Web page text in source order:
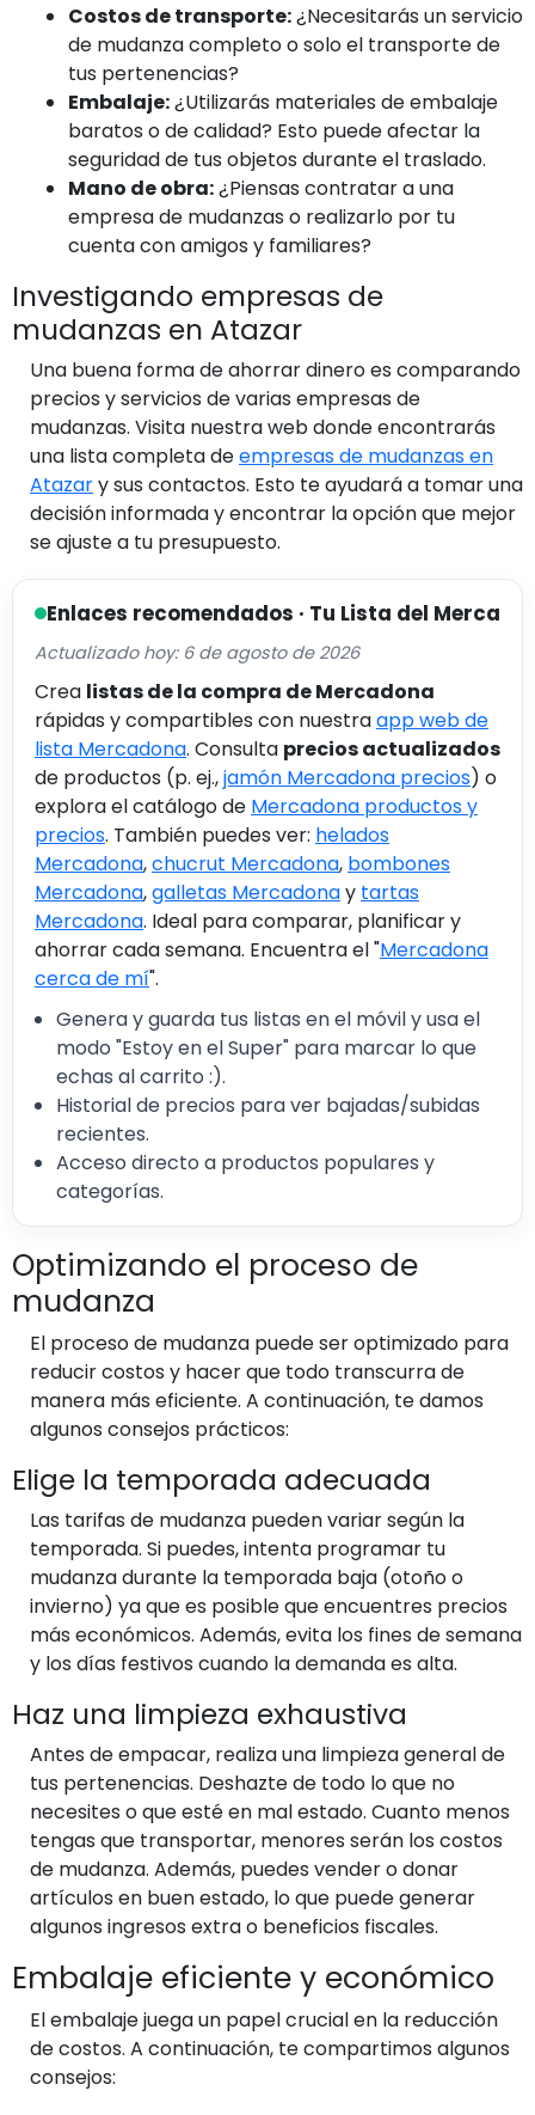
Costos de transporte:¿Necesitarás un servicio
de mudanza completo o solo el transporte de
tus pertenencias?
Embalaje:¿Utilizarás materiales de embalaje
baratos o de calidad? Esto puede afectar la
seguridad de tus objetos durante el traslado.
Mano de obra:¿Piensas contratar a una
empresa de mudanzas o realizarlo por tu
cuenta con amigos y familiares?
Investigando empresas de
mudanzas en Atazar
Una buena forma de ahorrar dinero es comparando
precios y servicios de varias empresas de
mudanzas. Visita nuestra web donde encontrarás
una lista completa deempresas de mudanzas en
Atazary sus contactos. Esto te ayudará a tomar una
decisión informada y encontrar la opción que mejor
se ajuste a tu presupuesto.
Enlaces recomendados · Tu Lista del Merca
Actualizado hoy: 6 de agosto de 2026
Crea listas de la compra de Mercadona
rápidas y compartibles con nuestraapp web de
lista Mercadona. Consulta precios actualizados
de productos (p. ej.,jamón Mercadona precios) o
explora el catálogo de Mercadona productos y
precios. También puedes ver: helados
Mercadona,chucrut Mercadona, bombones
Mercadona,galletas Mercadonay tartas
Mercadona. Ideal para comparar, planificar y
ahorrar cada semana. Encuentra el "Mercadona
cerca de mí".
Genera y guarda tus listas en el móvil y usa el
modo "Estoy en el Super" para marcar lo que
echas al carrito :).
Historial de precios para ver bajadas/subidas
recientes.
Acceso directo a productos populares y
categorías.
Optimizando el proceso de
mudanza
El proceso de mudanza puede ser optimizado para
reducir costos y hacer que todo transcurra de
manera más eficiente. A continuación, te damos
algunos consejos prácticos:
Elige la temporada adecuada
Las tarifas de mudanza pueden variar según la
temporada. Si puedes, intenta programar tu
mudanza durante la temporada baja (otoño o
invierno) ya que es posible que encuentres precios
más económicos. Además, evita los fines de semana
y los días festivos cuando la demanda es alta.
Haz una limpieza exhaustiva
Antes de empacar, realiza una limpieza general de
tus pertenencias. Deshazte de todo lo que no
necesites o que esté en mal estado. Cuanto menos
tengas que transportar, menores serán los costos
de mudanza. Además, puedes vender o donar
artículos en buen estado, lo que puede generar
algunos ingresos extra o beneficios fiscales.
Embalaje eficiente y económico
El embalaje juega un papel crucial en la reducción
de costos. A continuación, te compartimos algunos
consejos: